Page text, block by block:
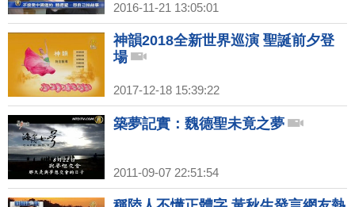
2016-11-21 13:05:01
神韻2018全新世界巡演 聖誕前夕登
場
2017-12-18 15:39:22
築夢記實：魏德聖未竟之夢
2011-09-07 22:51:54